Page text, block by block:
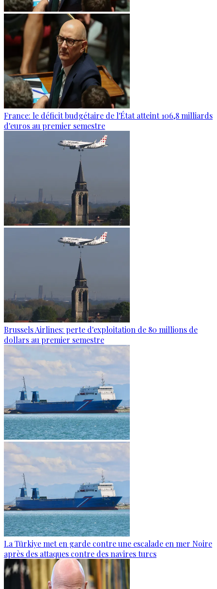
France: le déficit budgétaire de l'État atteint 106,8 milliards
d'euros au premier semestre
Brussels Airlines: perte d'exploitation de 80 millions de
dollars au premier semestre
La Türkiye met en garde contre une escalade en mer Noire
après des attaques contre des navires turcs